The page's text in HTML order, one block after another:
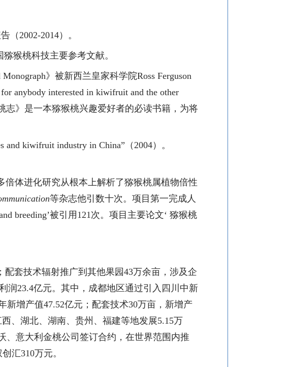
（ 2002-2014）。
猴桃科技主要参考文献。
》被新西兰皇家科学院Ross Ferguson
anybody interested in kiwifruit and the other
志》是一本猕猴桃兴趣爱好者的必读书籍，为将
and kiwifruit industry in China”（ 2004）。
体进化研究从根本上解析了猕猴桃属植物倍性
等杂志他引数十次。项目第一完成人
breeding’被引用 121 次。项目主要论文‘ 猕猴桃
配套技术辐射推广到其他果园43万余亩， 涉及企
润23.4亿元。其中，成都地区通过引入四川中新
新增产值47.52亿元；配套技术30万亩，新增产
、湖北、湖南、贵州、福建等地发展5.15万
、意大利金桃公司签订合约，在世界范围内推
创汇310万元。